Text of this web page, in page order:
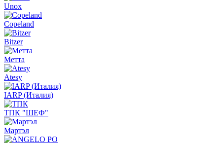
Unox
Copeland
Bitzer
Метта
Atesy
IARP (Италия)
ТПК "ШЕФ"
Мартэл